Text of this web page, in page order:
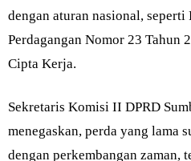
dengan aturan nasional, seperti
Perdagangan Nomor 23 Tahun
Cipta Kerja.
Sekretaris Komisi II DPRD
menegaskan, perda yang lama
dengan perkembangan zaman,